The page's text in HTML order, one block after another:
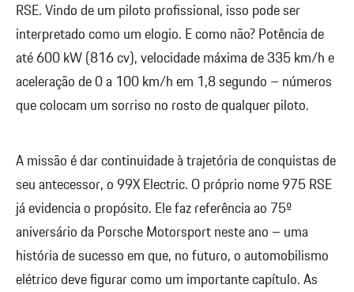
RSE. Vindo de um piloto profissional, isso pode ser
interpretado como um elogio. E como não? Potência de
até 600 kW (816 cv), velocidade máxima de 335 km/h e
aceleração de 0 a 100 km/h em 1,8 segundo – números
que colocam um sorriso no rosto de qualquer piloto.
A missão é dar continuidade à trajetória de conquistas de
seu antecessor, o 99X Electric. O próprio nome 975 RSE
já evidencia o propósito. Ele faz referência ao 75º
aniversário da Porsche Motorsport neste ano – uma
história de sucesso em que, no futuro, o automobilismo
elétrico deve figurar como um importante capítulo. As